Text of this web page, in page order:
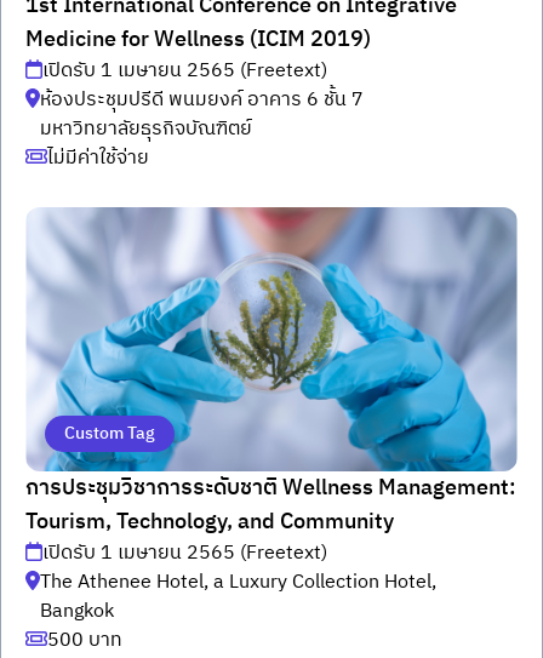
Medicine for Wellness (ICIM 2019)
เปิดรับ 1 เมษายน 2565 (Freetext)
ห้องประชุมปรีดี พนมยงค์ อาคาร 6 ชั้น 7
มหาวิทยาลัยธุรกิจบัณฑิตย์
ไม่มีค่าใช้จ่าย
Custom Tag
การประชุมวิชาการระดับชาติ Wellness Management:
Tourism, Technology, and Community
เปิดรับ 1 เมษายน 2565 (Freetext)
The Athenee Hotel, a Luxury Collection Hotel,
Bangkok
500 บาท